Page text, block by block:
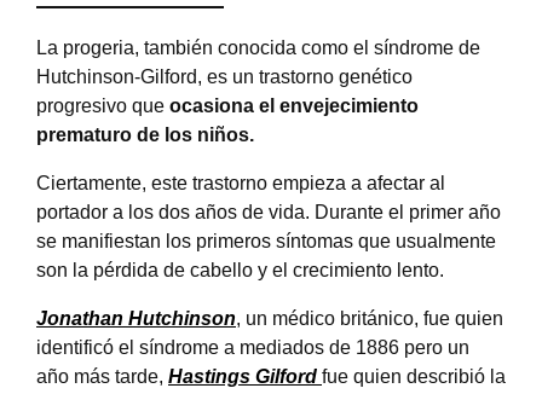
La progeria, también conocida como el síndrome de
Hutchinson-Gilford, es un trastorno genético
progresivo que ocasiona el envejecimiento
prematuro de los niños.
Ciertamente, este trastorno empieza a afectar al
portador a los dos años de vida. Durante el primer año
se manifiestan los primeros síntomas que usualmente
son la pérdida de cabello y el crecimiento lento.
Jonathan Hutchinson, un médico británico, fue quien
identificó el síndrome a mediados de 1886 pero un
año más tarde, Hastings Gilford fue quien describió la